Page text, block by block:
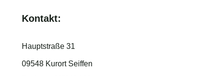
Kontakt:
Hauptstraße 31
09548 Kurort Seiffen